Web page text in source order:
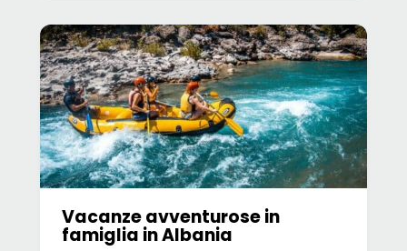
Vacanze avventurose in
famiglia in Albania